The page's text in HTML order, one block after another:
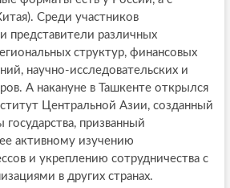
Среди участников
представители различных
структур, финансовых
научно-исследовательских и
А накануне в Ташкенте открылся
Центральной Азии, созданный
государства, призванный
активному изучению
и укреплению сотрудничества с
в других странах.